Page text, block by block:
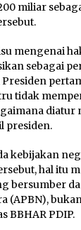
miliar
mengenai
sebagai
tidak
diatur
presiden.
kebijakan
hal itu
bersumber
(APBN),
BBHAR PDIP.